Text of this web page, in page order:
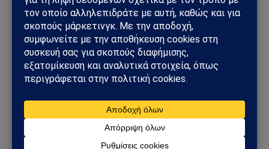
Ακολουθήστε στο YouTube
Facebook Twitter Pinterest
Sahiel Newsroom
InstagramTumblr